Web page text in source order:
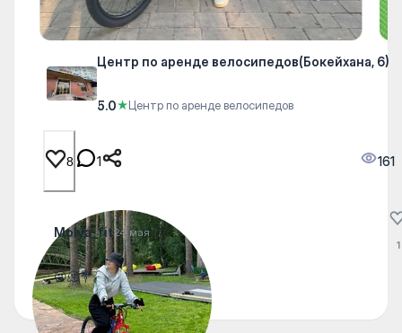
Центр по аренде велосипедов(Бокейхана, 6)
5.0★Центр по аренде велосипедов
8 1 161
Molya_fit24 мая
😍🫠💐
1